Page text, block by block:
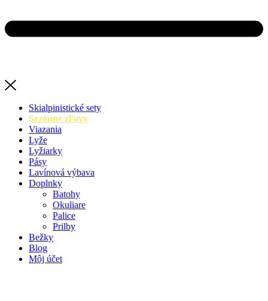
Skialpinistické sety
Sezónne zľavy
Viazania
Lyže
Lyžiarky
Pásy
Lavínová výbava
Doplnky
Batohy
Okuliare
Palice
Prilby
Bežky
Blog
Môj účet